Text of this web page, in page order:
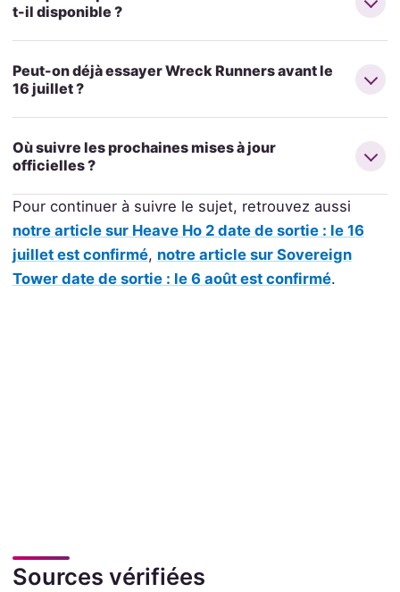
t-il disponible ?
Peut-on déjà essayer Wreck Runners avant le
16 juillet ?
Où suivre les prochaines mises à jour
officielles ?
Pour continuer à suivre le sujet, retrouvez aussi
notre article sur Heave Ho 2 date de sortie : le 16
juillet est confirmé, notre article sur Sovereign
Tower date de sortie : le 6 août est confirmé.
Sources vérifiées